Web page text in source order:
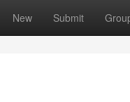
New Submit